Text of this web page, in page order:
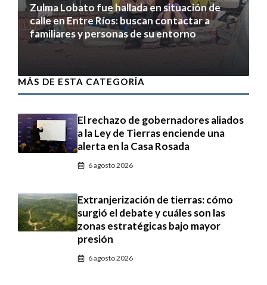
Zulma Lobato fue hallada en situación de
calle en Entre Ríos: buscan contactar a
familiares y personas de su entorno
6 agosto 2026
MÁS DE ESTA CATEGORÍA
El rechazo de gobernadores aliados
a la Ley de Tierras enciende una
alerta en la Casa Rosada
6 agosto 2026
Extranjerización de tierras: cómo
surgió el debate y cuáles son las
zonas estratégicas bajo mayor
presión
6 agosto 2026